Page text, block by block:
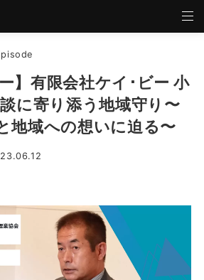
】有限会社ケイ･ビー 小
に寄り添う地域守り〜
地域への想いに迫る〜